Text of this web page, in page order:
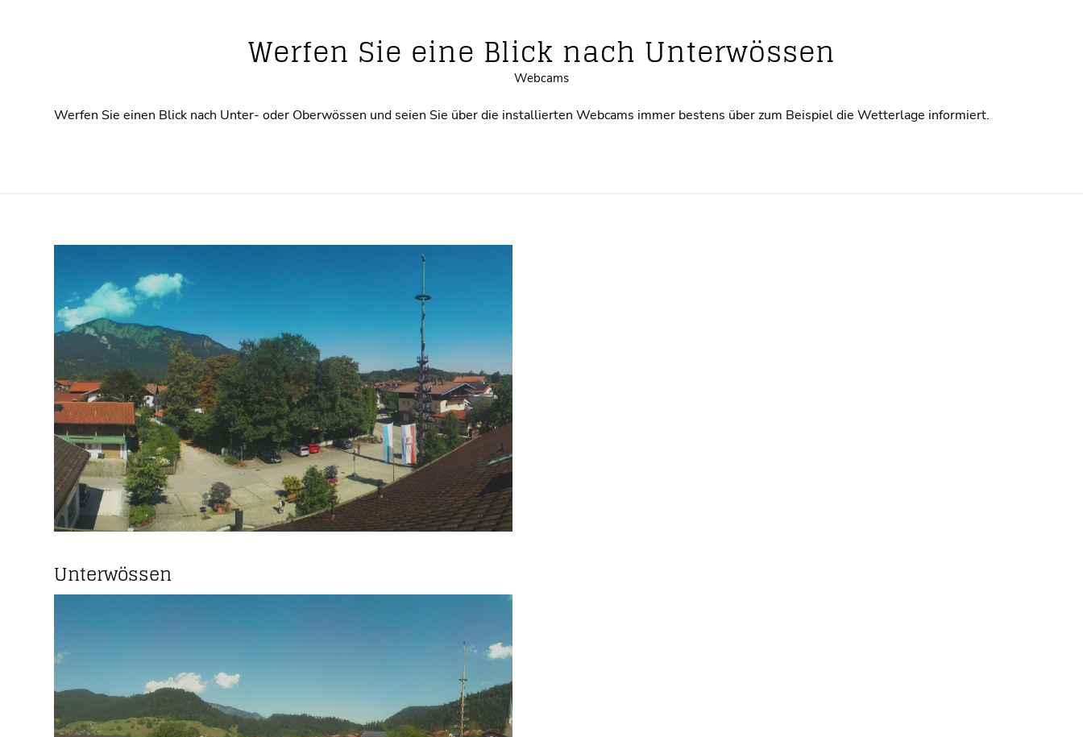
Werfen Sie eine Blick nach Unterwössen
Webcams
Werfen Sie einen Blick nach Unter- oder Oberwössen und seien Sie über die installierten Webcams immer bestens über zum Beispiel die Wetterlage informiert.
Unterwössen